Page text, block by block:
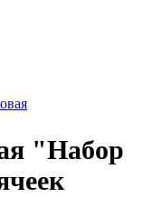
"Набор